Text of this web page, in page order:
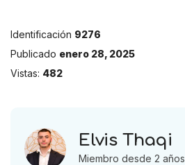
Identificación 9276
Publicado enero 28, 2025
Vistas: 482
Elvis Thaqi
Miembro desde 2 años